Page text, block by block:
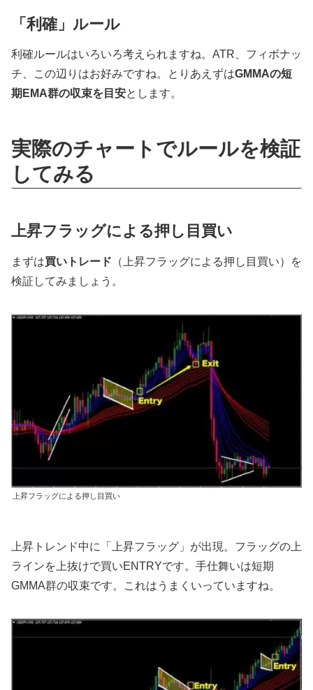
「利確」ルール
利確ルールはいろいろ考えられますね。ATR、フィボナッ
チ、この辺りはお好みですね。とりあえずはGMMAの短
期EMA群の収束を目安とします。
実際のチャートでルールを検証
してみる
上昇フラッグによる押し目買い
まずは買いトレード （上昇フラッグによる押し目買い）を
検証してみましょう。
上昇フラッグによる押し目買い
上昇トレンド中に「上昇フラッグ」が出現。フラッグの上
ラインを上抜けで買いENTRYです。手仕舞いは短期
GMMA群の収束です。これはうまくいっていますね。